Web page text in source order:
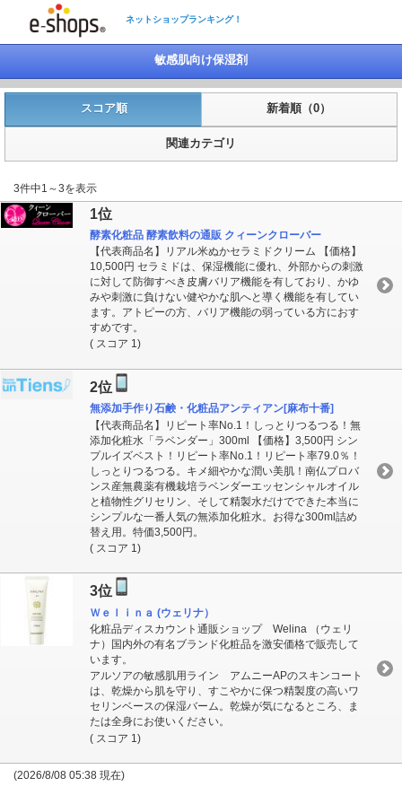
ネットショップランキング！
敏感肌向け保湿剤
スコア順 新着順（0）
関連カテゴリ
3件中1～3を表示
1位
酵素化粧品 酵素飲料の通販 クィーンクローバー
【代表商品名】リアル米ぬかセラミドクリーム 【価格】
10,500円 セラミドは、保湿機能に優れ、外部からの刺激
に対して防御すべき皮膚バリア機能を有しており、かゆ
みや刺激に負けない健やかな肌へと導く機能を有してい
ます。アトピーの方、バリア機能の弱っている方におす
すめです。
( スコア 1)
2位
無添加手作り石鹸・化粧品アンティアン[麻布十番]
【代表商品名】リピート率No.1！しっとりつるつる！無
添加化粧水「ラベンダー」300ml 【価格】3,500円 シン
プルイズベスト！リピート率No.1！リピート率79.0％！
しっとりつるつる。キメ細やかな潤い美肌！南仏プロバ
ンス産無農薬有機栽培ラベンダーエッセンシャルオイル
と植物性グリセリン、そして精製水だけでできた本当に
シンプルな一番人気の無添加化粧水。お得な300ml詰め
替え用。特価3,500円。
( スコア 1)
3位
Ｗｅｌｉｎａ (ウェリナ）
化粧品ディスカウント通販ショップ Welina （ウェリ
ナ）国内外の有名ブランド化粧品を激安価格で販売して
います。
アルソアの敏感肌用ライン アムニーAPのスキンコート
は、乾燥から肌を守り、すこやかに保つ精製度の高いワ
セリンベースの保湿バーム。乾燥が気になるところ、ま
たは全身にお使いください。
( スコア 1)
(2026/8/08 05:38 現在)